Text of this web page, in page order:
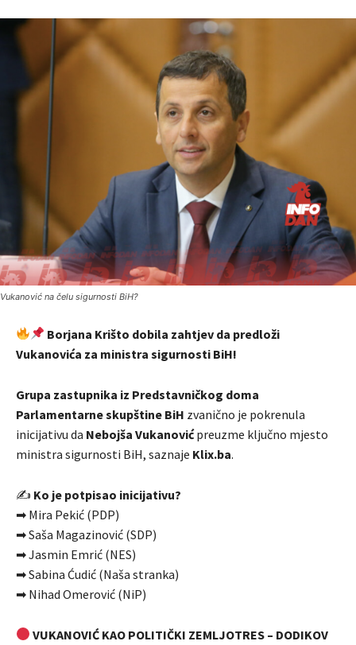
Vukanović na čelu sigurnosti BiH?
Borjana Krišto dobila zahtjev da predloži
Vukanovića za ministra sigurnosti BiH!
Grupa zastupnika iz Predstavničkog doma
Parlamentarne skupštine BiH zvanično je pokrenula
inicijativu da Nebojša Vukanovićpreuzme ključno mjesto
ministra sigurnosti BiH, saznaje Klix.ba.
✍ Ko je potpisao inicijativu?
➡ Mira Pekić (PDP)
➡ Saša Magazinović (SDP)
➡ Jasmin Emrić (NES)
➡ Sabina Ćudić (Naša stranka)
➡ Nihad Omerović (NiP)
VUKANOVIĆ KAO POLITIČKI ZEMLJOTRES – DODIKOV